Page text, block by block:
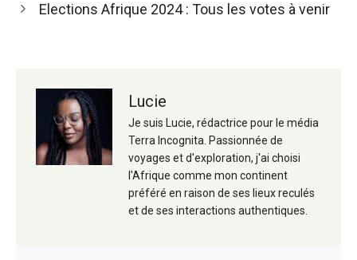
Elections Afrique 2024 : Tous les votes à venir
Lucie
Je suis Lucie, rédactrice pour le média
Terra Incognita. Passionnée de
voyages et d'exploration, j'ai choisi
l'Afrique comme mon continent
préféré en raison de ses lieux reculés
et de ses interactions authentiques.